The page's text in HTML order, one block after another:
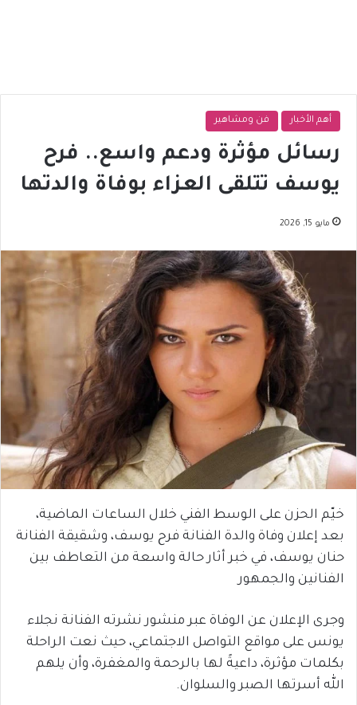
أهم الأخبار فن ومشاهير
رسائل مؤثرة ودعم واسع.. فرح
يوسف تتلقى العزاء بوفاة والدتها
مايو 15, 2026
خيّم الحزن على الوسط الفني خلال الساعات الماضية،
بعد إعلان وفاة والدة الفنانة فرح يوسف، وشقيقة الفنانة
حنان يوسف، في خبر أثار حالة واسعة من التعاطف بين
الفنانين والجمهور
وجرى الإعلان عن الوفاة عبر منشور نشرته الفنانة نجلاء
يونس على مواقع التواصل الاجتماعي، حيث نعت الراحلة
بكلمات مؤثرة، داعيةً لها بالرحمة والمغفرة، وأن يلهم
الله أسرتها الصبر والسلوان.